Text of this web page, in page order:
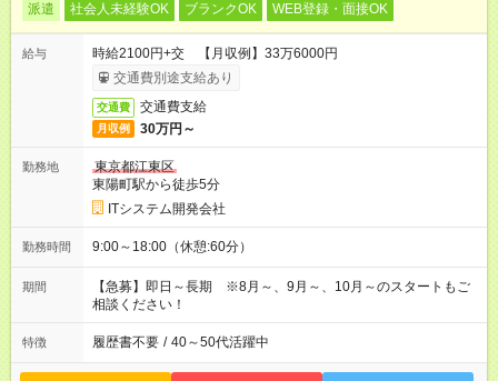
派遣 社会人未経験OK ブランクOK WEB登録・面接OK
給与
時給2100円+交 【月収例】33万6000円
交通費別途支給あり
交通費 交通費支給
月収例 30万円～
勤務地
東京都江東区
東陽町駅から徒歩5分
ITシステム開発会社
勤務時間 9:00～18:00（休憩:60分）
期間
【急募】即日～長期 ※8月～、9月～、10月～のスタートもご
相談ください！
特徴 履歴書不要 / 40～50代活躍中